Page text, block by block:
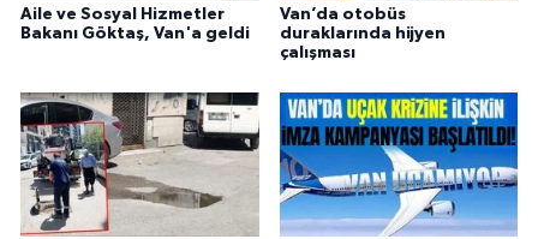
Aile ve Sosyal Hizmetler
Bakanı Göktaş, Van'a geldi
Van’da otobüs
duraklarında hijyen
çalışması